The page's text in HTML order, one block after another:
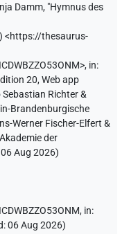
Damm, "Hymnus des
) <https://thesaurus-
, in:
20, Web app
Richter &
Brandenburgische
Werner Fischer-Elfert &
der
06 Aug 2026)
in:
:06 Aug 2026)